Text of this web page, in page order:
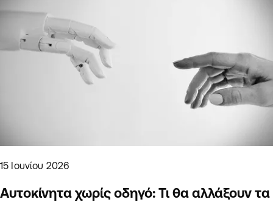
15 Ιουνίου 2026
Αυτοκίνητα χωρίς οδηγό: Τι θα αλλάξουν τα